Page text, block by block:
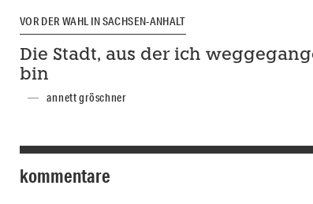
VOR DER WAHL IN SACHSEN-ANHALT
Die Stadt, aus der ich
bin
annett gröschner
kommentare